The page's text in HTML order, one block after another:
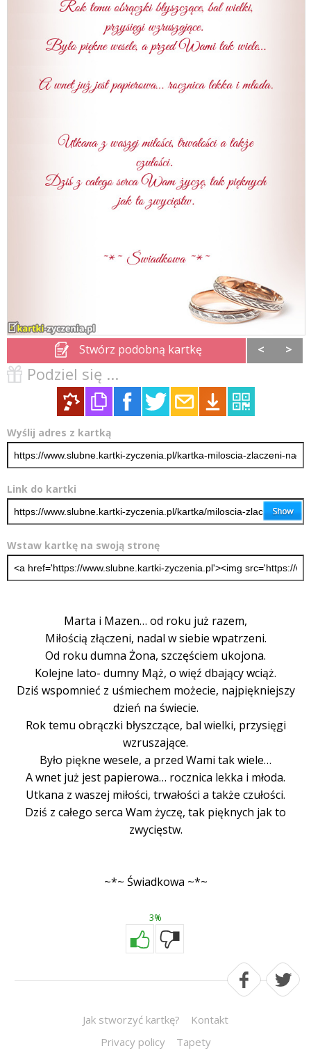
Stwórz podobną kartkę < >
Podziel się ...
Wyślij adres z kartką
Link do kartki
Wstaw kartkę na swoją stronę
Marta i Mazen… od roku już razem,
Miłością złączeni, nadal w siebie wpatrzeni.
Od roku dumna Żona, szczęściem ukojona.
Kolejne lato- dumny Mąż, o więź dbający wciąż.
Dziś wspomnieć z uśmiechem możecie, najpiękniejszy
dzień na świecie.
Rok temu obrączki błyszczące, bal wielki, przysięgi
wzruszające.
Było piękne wesele, a przed Wami tak wiele…
A wnet już jest papierowa… rocznica lekka i młoda.
Utkana z waszej miłości, trwałości a także czułości.
Dziś z całego serca Wam życzę, tak pięknych jak to
zwycięstw.
~*~ Świadkowa ~*~
3%
Jak stworzyć kartkę?
Kontakt
Privacy policy
Tapety